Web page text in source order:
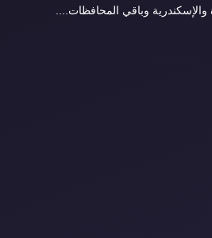
وباقي المحافظات....